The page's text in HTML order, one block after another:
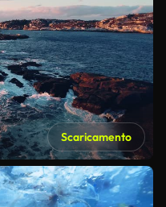
Scaricamento